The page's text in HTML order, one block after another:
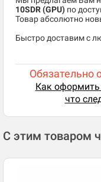
10SDR (GPU) по
Товар абсолютно
Быстро доставим с
Обязательно
Как оформить
что
С этим товаром